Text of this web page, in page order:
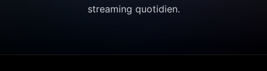
streaming quotidien.